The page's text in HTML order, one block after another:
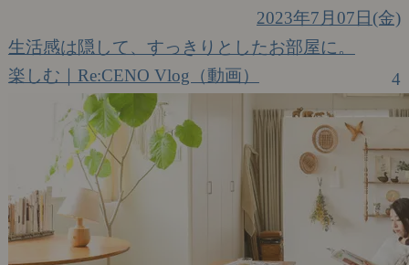
2023年7月07日(金)
生活感は隠して、すっきりとしたお部屋に。
楽しむ｜Re:CENO Vlog（動画）
4